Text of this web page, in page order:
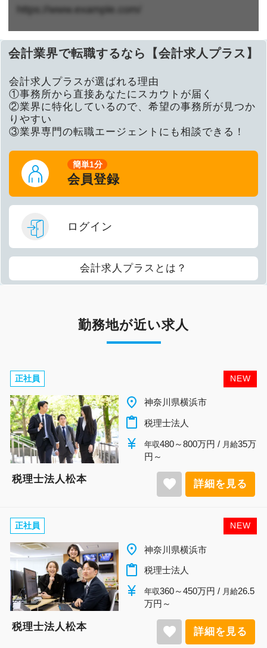
https://www.example.com/
会計業界で転職するなら【会計求人プラス】
会計求人プラスが選ばれる理由
①事務所から直接あなたにスカウトが届く
②業界に特化しているので、希望の事務所が見つか
りやすい
③業界専門の転職エージェントにも相談できる！
簡単1分
会員登録
ログイン
会計求人プラスとは？
勤務地が近い求人
NEW
正社員
place 神奈川県横浜市
content_paste 税理士法人
currency_yen 年収480～800万円 / 月給35万
円～
税理士法人松本 favorite 詳細を見る
NEW
正社員
place 神奈川県横浜市
content_paste 税理士法人
currency_yen 年収360～450万円 / 月給26.5
万円～
税理士法人松本 favorite 詳細を見る